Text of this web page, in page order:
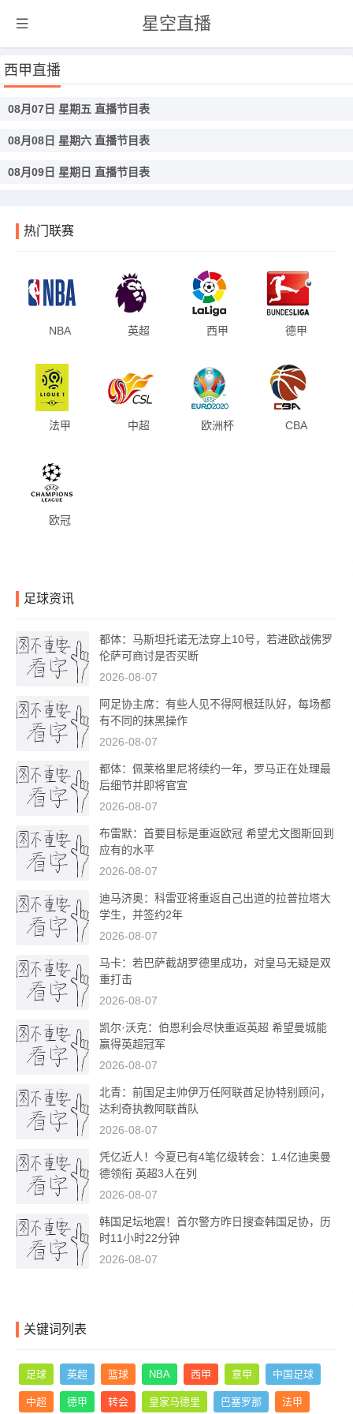
星空直播
西甲直播
08月07日 星期五 直播节目表
08月08日 星期六 直播节目表
08月09日 星期日 直播节目表
热门联赛
NBA 英超 西甲 德甲
法甲 中超 欧洲杯 CBA
欧冠
足球资讯
都体：马斯坦托诺无法穿上10号，若进欧战佛罗
伦萨可商讨是否买断
2026-08-07
阿足协主席：有些人见不得阿根廷队好，每场都
有不同的抹黑操作
2026-08-07
都体：佩莱格里尼将续约一年，罗马正在处理最
后细节并即将官宣
2026-08-07
布雷默：首要目标是重返欧冠 希望尤文图斯回到
应有的水平
2026-08-07
迪马济奥：科雷亚将重返自己出道的拉普拉塔大
学生，并签约2年
2026-08-07
马卡：若巴萨截胡罗德里成功，对皇马无疑是双
重打击
2026-08-07
凯尔·沃克：伯恩利会尽快重返英超 希望曼城能
赢得英超冠军
2026-08-07
北青：前国足主帅伊万任阿联酋足协特别顾问，
达利奇执教阿联酋队
2026-08-07
凭亿近人！今夏已有4笔亿级转会：1.4亿迪奥曼
德领衔 英超3人在列
2026-08-07
韩国足坛地震！首尔警方昨日搜查韩国足协，历
时11小时22分钟
2026-08-07
关键词列表
足球 英超 篮球 NBA 西甲 意甲 中国足球
中超 德甲 转会 皇家马德里 巴塞罗那 法甲